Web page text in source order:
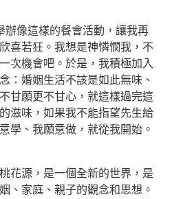
辦像這樣的餐會活動，讓我再
喜若狂。我想是神憐憫我，不
次機會吧。於是，我積極加入
：婚姻生活不該是如此無味、
甘願更不甘心，就這樣過完這
滋味，如果我不能指望先生給
學、我願意做，就從我開始。
花源，是一個全新的世界，是
、家庭、親子的觀念和思想。